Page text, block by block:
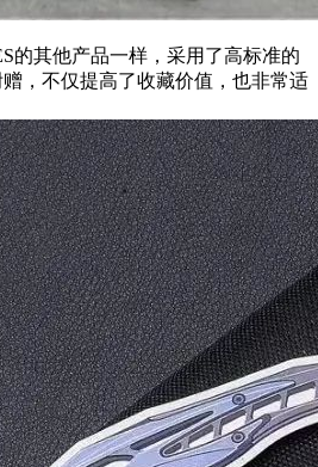
的其他产品一样，采用了高标准的
，不仅提高了收藏价值，也非常适